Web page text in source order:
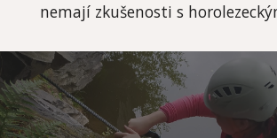
nemají zkušenosti s